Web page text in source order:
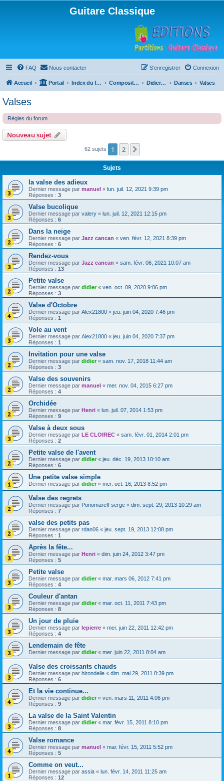
Guitare Classique
FAQ Nous contacter Connexion
S’enregistrer
Accueil Portail Index du forum Compositions Didierland Danses Valses
Valses
Règles du forum
Nouveau sujet
62 sujets 1 2
Sujets
la valse des adieux
Dernier message par manuel « lun. juil. 12, 2021 9:39 pm
Réponses : 3
Valse bucolique
Dernier message par valery « lun. juil. 12, 2021 12:15 pm
Réponses : 6
Dans la neige
Dernier message par Jazz cancan « ven. févr. 12, 2021 8:39 pm
Réponses : 6
Rendez-vous
Dernier message par Jazz cancan « sam. févr. 06, 2021 10:07 am
Réponses : 13
Petite valse
Dernier message par didier« ven. oct. 09, 2020 9:06 pm
Réponses : 3
Valse d'Octobre
Dernier message par Alex21800 « jeu. juin 04, 2020 7:46 pm
Réponses : 1
Vole au vent
Dernier message par Alex21800 « jeu. juin 04, 2020 7:37 pm
Réponses : 1
Invitation pour une valse
Dernier message par didier« sam. nov. 17, 2018 11:44 am
Réponses : 3
Valse des souvenirs
Dernier message par manuel « mer. nov. 04, 2015 6:27 pm
Réponses : 4
Orchidée
Dernier message par Henri « lun. juil. 07, 2014 1:53 pm
Réponses : 9
Valse à deux sous
Dernier message par LE CLOIREC « sam. févr. 01, 2014 2:01 pm
Réponses : 2
Petite valse de l'avent
Dernier message par didier« jeu. déc. 19, 2013 10:10 am
Réponses : 6
Une petite valse simple
Dernier message par didier« mer. oct. 16, 2013 8:52 pm
Valse des regrets
Dernier message par Ponomareff serge « dim. sept. 29, 2013 10:29 am
Réponses : 7
valse des petits pas
Dernier message par rdan06 « jeu. sept. 19, 2013 12:08 pm
Réponses : 1
Après la fête...
Dernier message par Henri « dim. juin 24, 2012 3:47 pm
Réponses : 5
Petite valse
Dernier message par didier« mar. mars 06, 2012 7:41 pm
Réponses : 4
Couleur d'antan
Dernier message par didier« mar. oct. 11, 2011 7:43 pm
Réponses : 8
Un jour de pluie
Dernier message par lepierre « mer. juin 22, 2011 12:42 pm
Réponses : 4
Lendemain de fête
Dernier message par didier« mer. juin 22, 2011 8:04 am
Valse des croissants chauds
Dernier message par hirondelle « dim. mai 29, 2011 8:39 pm
Réponses : 6
Et la vie continue...
Dernier message par didier« ven. mars 11, 2011 4:06 pm
Réponses : 9
La valse de la Saint Valentin
Dernier message par didier« mar. févr. 15, 2011 8:10 pm
Réponses : 8
Valse romance
Dernier message par manuel « mar. févr. 15, 2011 5:52 pm
Réponses : 5
Comme on veut...
Dernier message par assia « lun. févr. 14, 2011 11:25 am
Réponses : 12